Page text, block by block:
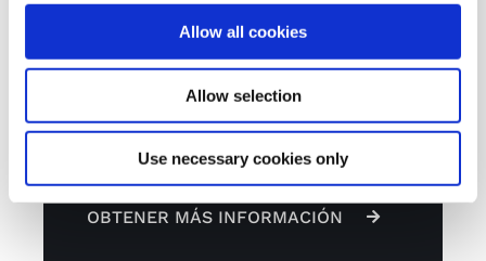
Allow all cookies
Allow selection
Use necessary cookies only
OBTENER MÁS INFORMACIÓN